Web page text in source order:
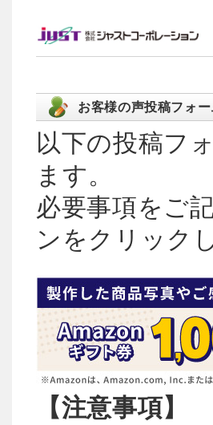
お客様の声投稿フォー
以下の投稿フ
ます。
必要事項をご
ンをクリック
【注意事項】